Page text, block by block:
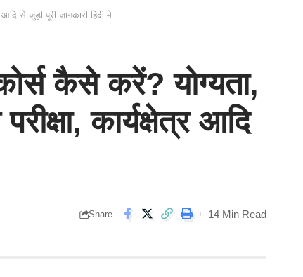
से जुड़ी पूरी जानकारी हिंदी मे
कैसे करें? योग्यता,
कार्यक्षेत्र आदि
Share 14 Min Read